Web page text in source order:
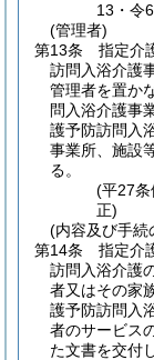
13・令
(管理者)
第13条
指定介
訪問入浴介護
管理者を置か
問入浴介護事
護予防訪問入
事業所、施設
る。
(平27条
正)
(内容及び手続
第14条
指定介
訪問入浴介護
者又はその家
護予防訪問入
者のサービス
た文書を交付